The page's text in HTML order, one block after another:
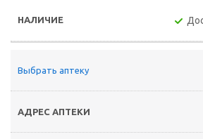
Выбрать аптеку